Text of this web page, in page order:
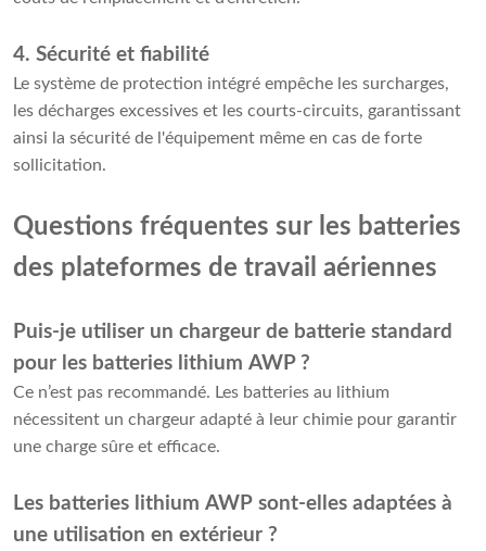
4. Sécurité et fiabilité
Le système de protection intégré empêche les surcharges,
les décharges excessives et les courts-circuits, garantissant
ainsi la sécurité de l'équipement même en cas de forte
sollicitation.
Questions fréquentes sur les batteries
des plateformes de travail aériennes
Puis-je utiliser un chargeur de batterie standard
pour les batteries lithium AWP ?
Ce n’est pas recommandé. Les batteries au lithium
nécessitent un chargeur adapté à leur chimie pour garantir
une charge sûre et efficace.
Les batteries lithium AWP sont-elles adaptées à
une utilisation en extérieur ?